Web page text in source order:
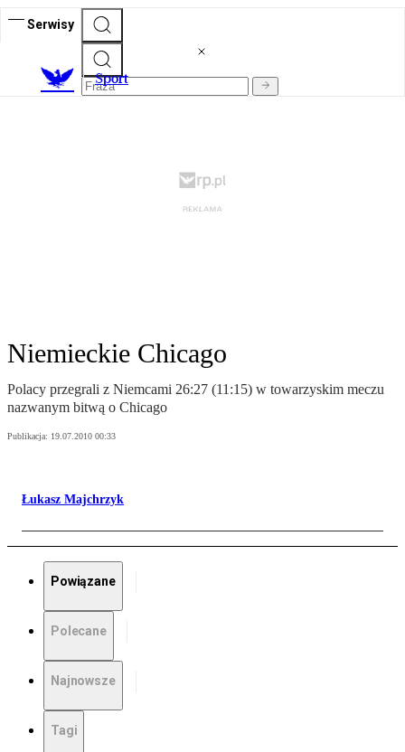
Serwisy
Sport
Niemieckie Chicago
Polacy przegrali z Niemcami 26:27 (11:15) w towarzyskim meczu
nazwanym bitwą o Chicago
Publikacja: 19.07.2010 00:33
Łukasz Majchrzyk
Powiązane
Polecane
Najnowsze
Tagi